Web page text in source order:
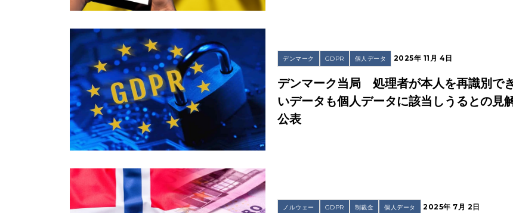
デンマーク GDPR 個人データ 2025年 11月 4日
デンマーク当局 処理者が本人を再識別で
いデータも個人データに該当しうるとの見
公表
ノルウェー GDPR 制裁金 個人データ 2025年 7月 2日